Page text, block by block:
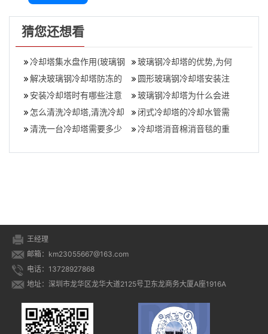
猜您还想看
冷却塔集水盘作用(玻璃钢
冷却塔积水盘容量湿球温
度作用)
玻璃钢冷却塔的优势,为何
选择玻璃钢冷却塔？
解决玻璃钢冷却塔防冻的
方法
圆形玻璃钢冷却塔安装注
意事项
安装冷却塔时有哪些注意
事项可以防止噪音问题？,
冷却塔如何降
玻璃钢冷却塔为什么会进
行定期清洗,冷却塔清洗的
好处
怎么清洗冷却塔,清洗冷却
塔的方法
闭式冷却塔的冷却水管需
要保温吗(冷却塔冷却水管
清洗一台冷却塔需要多少
冷却塔消音棉消音毯的重
王经理
邮箱：km23055667@163.com
电话：13728927868
地址：深圳市龙华区龙华大道2125号卫东龙商务大厦A座1916A